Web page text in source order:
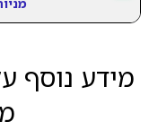
מידע נוסף